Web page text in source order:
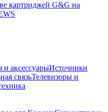
картриджей G&G на
и аксессуарыИсточники
связьТелевизоры и